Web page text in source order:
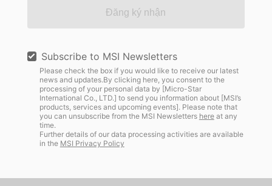
Đăng ký nhận
Subscribe to MSI Newsletters
Please check the box if you would like to receive our latest
news and updates.By clicking here, you consent to the
processing of your personal data by [Micro-Star
International Co., LTD.] to send you information about [MSI’s
products, services and upcoming events]. Please note that
you can unsubscribe from the MSI Newsletters hereat any
time.
Further details of our data processing activities are available
in the MSI Privacy Policy